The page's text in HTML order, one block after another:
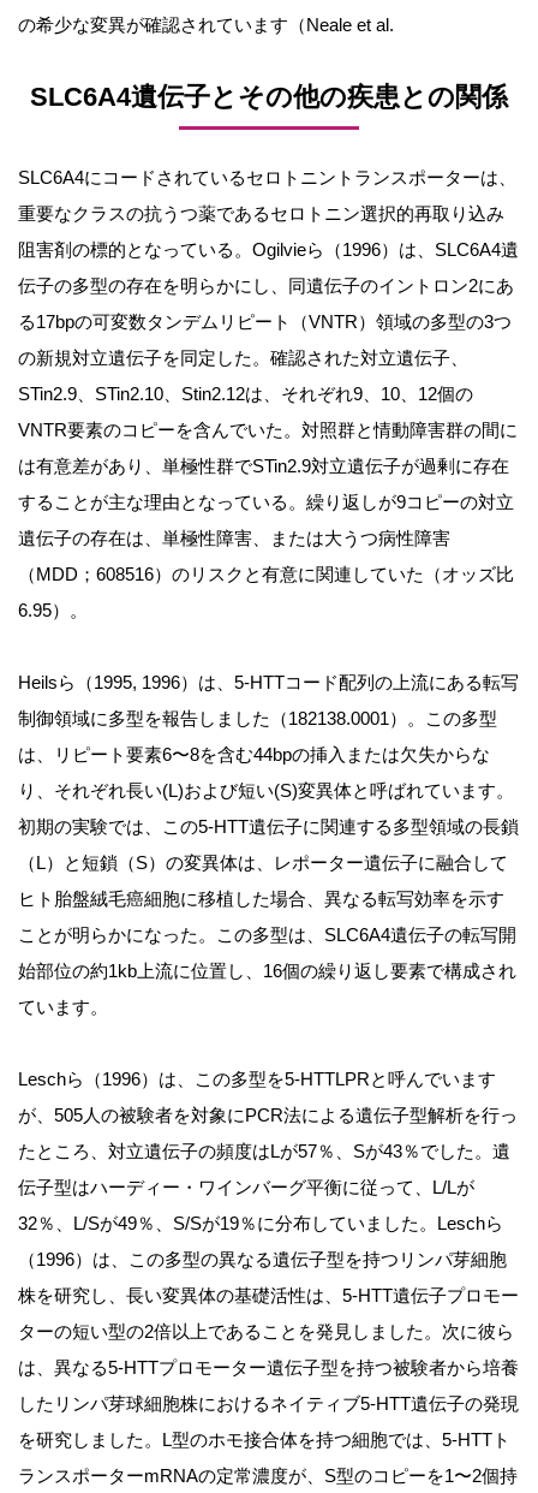
の希少な変異が確認されています（Neale et al.
SLC6A4遺伝子とその他の疾患との関係
SLC6A4にコードされているセロトニントランスポーターは、
重要なクラスの抗うつ薬であるセロトニン選択的再取り込み
阻害剤の標的となっている。Ogilvieら（1996）は、SLC6A4遺
伝子の多型の存在を明らかにし、同遺伝子のイントロン2にあ
る17bpの可変数タンデムリピート（VNTR）領域の多型の3つ
の新規対立遺伝子を同定した。確認された対立遺伝子、
STin2.9、STin2.10、Stin2.12は、それぞれ9、10、12個の
VNTR要素のコピーを含んでいた。対照群と情動障害群の間に
は有意差があり、単極性群でSTin2.9対立遺伝子が過剰に存在
することが主な理由となっている。繰り返しが9コピーの対立
遺伝子の存在は、単極性障害、または大うつ病性障害
（MDD；608516）のリスクと有意に関連していた（オッズ比
6.95）。
Heilsら（1995, 1996）は、5-HTTコード配列の上流にある転写
制御領域に多型を報告しました（182138.0001）。この多型
は、リピート要素6〜8を含む44bpの挿入または欠失からな
り、それぞれ長い(L)および短い(S)変異体と呼ばれています。
初期の実験では、この5-HTT遺伝子に関連する多型領域の長鎖
（L）と短鎖（S）の変異体は、レポーター遺伝子に融合して
ヒト胎盤絨毛癌細胞に移植した場合、異なる転写効率を示す
ことが明らかになった。この多型は、SLC6A4遺伝子の転写開
始部位の約1kb上流に位置し、16個の繰り返し要素で構成され
ています。
Leschら（1996）は、この多型を5-HTTLPRと呼んでいます
が、505人の被験者を対象にPCR法による遺伝子型解析を行っ
たところ、対立遺伝子の頻度はLが57％、Sが43％でした。遺
伝子型はハーディー・ワインバーグ平衡に従って、L/Lが
32％、L/Sが49％、S/Sが19％に分布していました。Leschら
（1996）は、この多型の異なる遺伝子型を持つリンパ芽細胞
株を研究し、長い変異体の基礎活性は、5-HTT遺伝子プロモー
ターの短い型の2倍以上であることを発見しました。次に彼ら
は、異なる5-HTTプロモーター遺伝子型を持つ被験者から培養
したリンパ芽球細胞株におけるネイティブ5-HTT遺伝子の発現
を研究しました。L型のホモ接合体を持つ細胞では、5-HTTト
ランスポーターmRNAの定常濃度が、S型のコピーを1〜2個持